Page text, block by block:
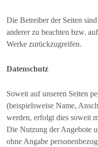
Die Betreiber der Seiten
anderer zu beachten bzw.
Werke zurückzugreifen.
Datenschutz
Soweit auf unseren Seiten
(beispielsweise Name,
werden, erfolgt dies soweit
Die Nutzung der Angebote
ohne Angabe